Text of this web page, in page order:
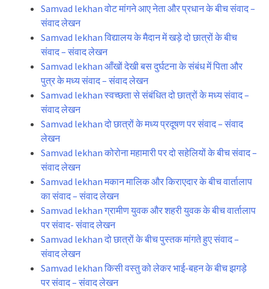
Samvad lekhan वोट मांगने आए नेता और प्रधान के बीच संवाद –
संवाद लेखन
Samvad lekhan विद्यालय के मैदान में खड़े दो छात्रों के बीच
संवाद – संवाद लेखन
Samvad lekhan आँखों देखी बस दुर्घटना के संबंध में पिता और
पुत्र के मध्य संवाद – संवाद लेखन
Samvad lekhan स्वच्छता से संबंधित दो छात्रों के मध्य संवाद –
संवाद लेखन
Samvad lekhan दो छात्रों के मध्य प्रदूषण पर संवाद – संवाद
लेखन
Samvad lekhan कोरोना महामारी पर दो सहेलियों के बीच संवाद –
संवाद लेखन
Samvad lekhan मकान मालिक और किराएदार के बीच वार्तालाप
का संवाद – संवाद लेखन
Samvad lekhan ग्रामीण युवक और शहरी युवक के बीच वार्तालाप
पर संवाद- संवाद लेखन
Samvad lekhan दो छात्रों के बीच पुस्तक मांगते हुए संवाद –
संवाद लेखन
Samvad lekhan किसी वस्तु को लेकर भाई-बहन के बीच झगड़े
पर संवाद – संवाद लेखन